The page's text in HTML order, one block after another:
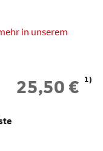
in unserem
25,50 € 1)